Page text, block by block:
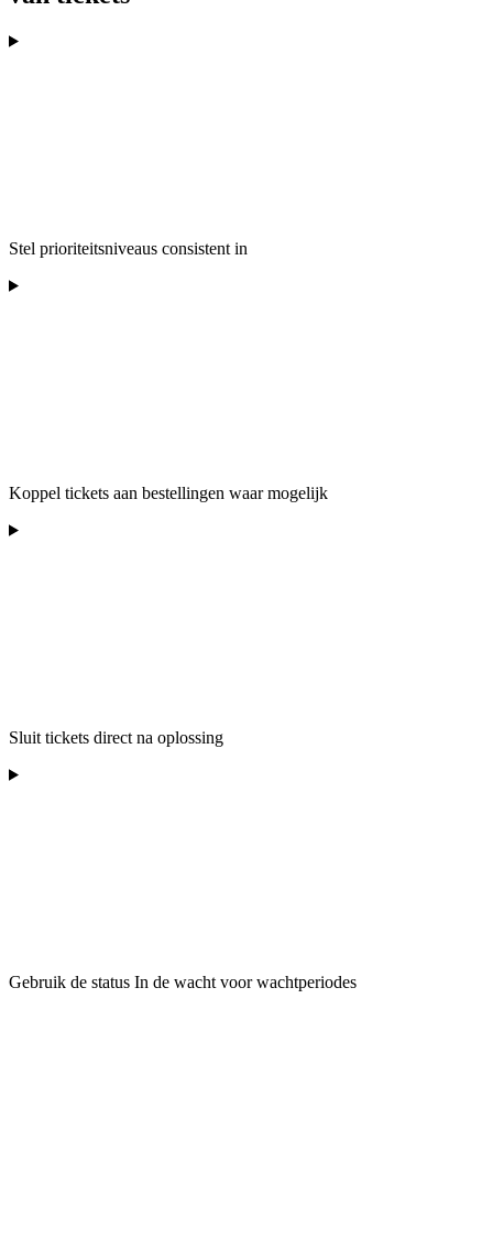
Stel prioriteitsniveaus consistent in
Koppel tickets aan bestellingen waar mogelijk
Sluit tickets direct na oplossing
Gebruik de status In de wacht voor wachtperiodes